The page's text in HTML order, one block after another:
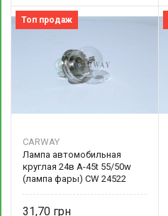
Топ продаж
CARWAY
Лампа автомобильная
круглая 24в А-45t 55/50w
(лампа фары) CW 24522
31,70